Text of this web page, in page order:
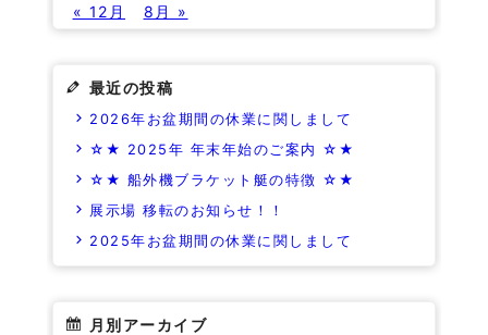
« 12月
8月 »
最近の投稿
2026年お盆期間の休業に関しまして
☆★ 2025年 年末年始のご案内 ☆★
☆★ 船外機ブラケット艇の特徴 ☆★
展示場 移転のお知らせ！！
2025年お盆期間の休業に関しまして
月別アーカイブ